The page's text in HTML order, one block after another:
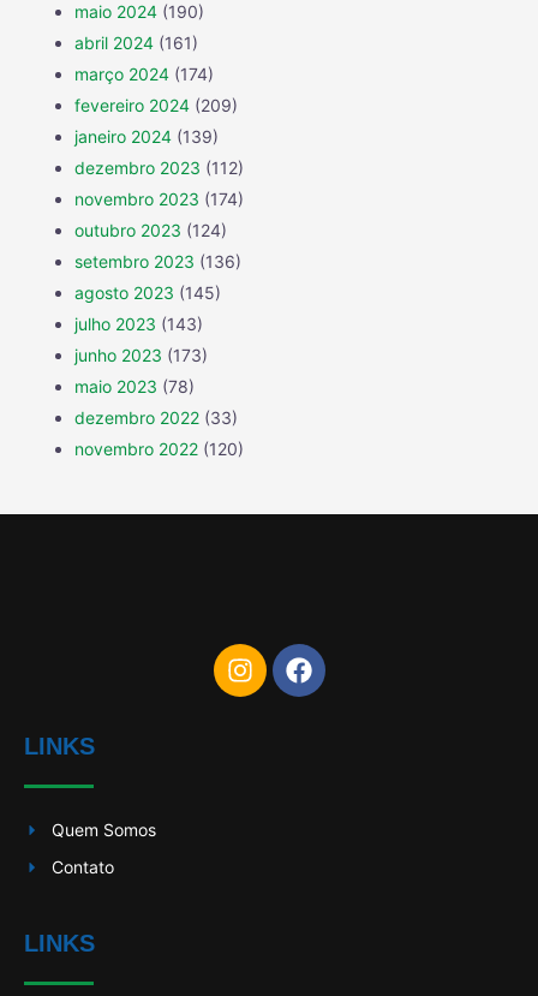
maio 2024 (190)
abril 2024 (161)
março 2024 (174)
fevereiro 2024 (209)
janeiro 2024 (139)
dezembro 2023 (112)
novembro 2023 (174)
outubro 2023 (124)
setembro 2023 (136)
agosto 2023 (145)
julho 2023 (143)
junho 2023 (173)
maio 2023 (78)
dezembro 2022 (33)
novembro 2022 (120)
LINKS
Quem Somos
Contato
LINKS